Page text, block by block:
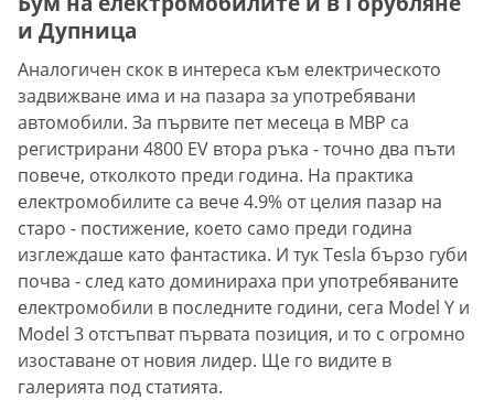
и Дупница
Аналогичен скок в интереса към електрическото
задвижване има и на пазара за употребявани
автомобили. За първите пет месеца в МВР са
регистрирани 4800 EV втора ръка - точно два пъти
повече, отколкото преди година. На практика
електромобилите са вече 4.9% от целия пазар на
старо - постижение, което само преди година
изглеждаше като фантастика. И тук Tesla бързо губи
почва - след като доминираха при употребяваните
електромобили в последните години, сега Model Y и
Model 3 отстъпват първата позиция, и то с огромно
изоставане от новия лидер. Ще го видите в
галерията под статията.